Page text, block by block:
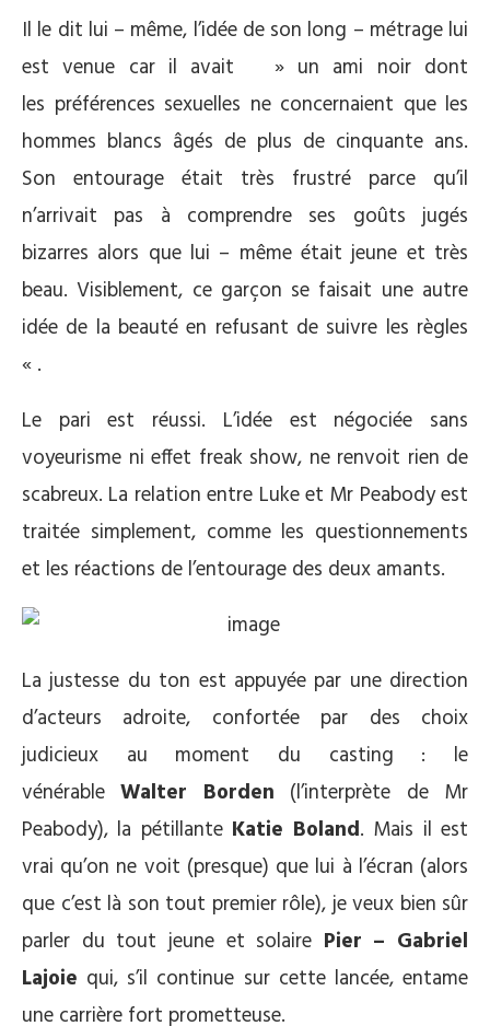
Il le dit lui – même, l’idée de son long – métrage lui
est venue car il avait » un ami noir dont
les préférences sexuelles ne concernaient que les
hommes blancs âgés de plus de cinquante ans.
Son entourage était très frustré parce qu’il
n’arrivait pas à comprendre ses goûts jugés
bizarres alors que lui – même était jeune et très
beau. Visiblement, ce garçon se faisait une autre
idée de la beauté en refusant de suivre les règles
« .
Le pari est réussi. L’idée est négociée sans
voyeurisme ni effet freak show, ne renvoit rien de
scabreux. La relation entre Luke et Mr Peabody est
traitée simplement, comme les questionnements
et les réactions de l’entourage des deux amants.
La justesse du ton est appuyée par une direction
d’acteurs adroite, confortée par des choix
judicieux au moment du casting : le
vénérableWalter Borden (l’interprète de Mr
Peabody), la pétillante Katie Boland. Mais il est
vrai qu’on ne voit (presque) que lui à l’écran (alors
que c’est là son tout premier rôle), je veux bien sûr
parler du tout jeune et solaire Pier – Gabriel
Lajoie qui, s’il continue sur cette lancée, entame
une carrière fort prometteuse.